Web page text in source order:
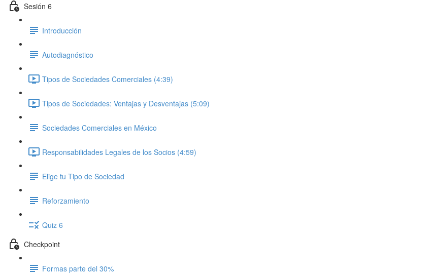
Sesión 6
Introducción
Autodiagnóstico
Tipos de Sociedades Comerciales (4:39)
Tipos de Sociedades: Ventajas y Desventajas (5:09)
Sociedades Comerciales en México
Responsabilidades Legales de los Socios (4:59)
Elige tu Tipo de Sociedad
Reforzamiento
Quiz 6
Checkpoint
Formas parte del 30%